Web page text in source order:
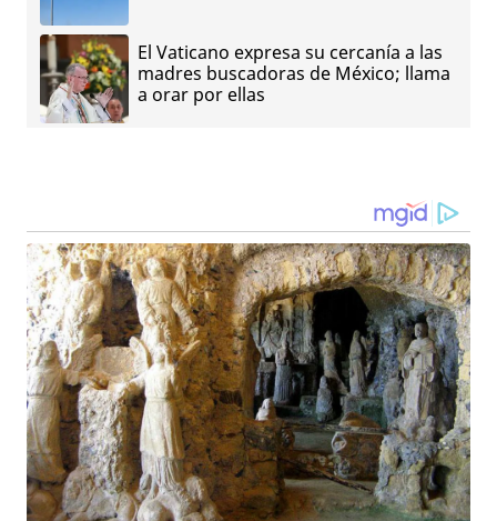
El Vaticano expresa su cercanía a las
madres buscadoras de México; llama
a orar por ellas